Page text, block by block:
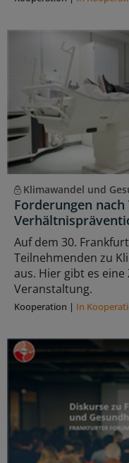
Klimawandel und
Forderungen
Auf dem 30.
Teilnehmenden zu
aus. Hier gibt es
Veranstaltung.
Kooperation | In